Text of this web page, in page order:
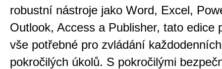
robustní nástroje jako Word, Excel,
Outlook, Access a Publisher, tato edice
vše potřebné pro zvládání
pokročilých úkolů. S pokročilými